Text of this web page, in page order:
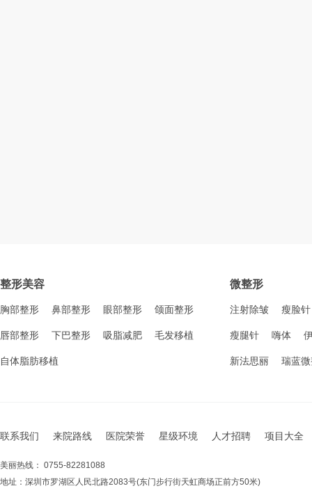
整形美容
胸部整形 鼻部整形 眼部整形 颌面整形
唇部整形 下巴整形 吸脂减肥 毛发移植
自体脂肪移植
微整形
注射除皱 瘦脸针
瘦腿针 嗨体
新法思丽 瑞蓝
联系我们 来院路线 医院荣誉 星级环境 人才招聘 项目大全
美丽热线： 0755-82281088
地址：深圳市罗湖区人民北路2083号(东门步行街天虹商场正前方50米)